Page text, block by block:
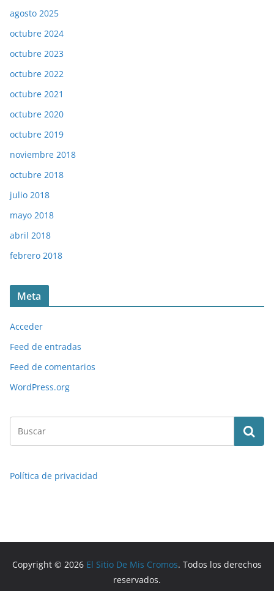
agosto 2025
octubre 2024
octubre 2023
octubre 2022
octubre 2021
octubre 2020
octubre 2019
noviembre 2018
octubre 2018
julio 2018
mayo 2018
abril 2018
febrero 2018
Meta
Acceder
Feed de entradas
Feed de comentarios
WordPress.org
Política de privacidad
Copyright © 2026 El Sitio De Mis Cromos. Todos los derechos
reservados.